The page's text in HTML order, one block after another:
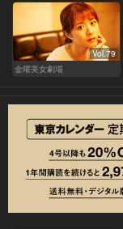
Vol.79
金曜美女劇場